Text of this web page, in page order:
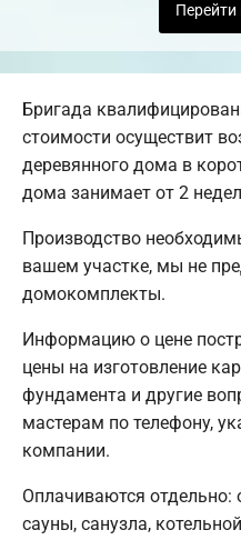
Перейти
Бригада
стоимости осуществит
деревянного дома в
дома занимает от 2
Производство
вашем участке, мы не
домокомплекты.
Информацию о цене
цены на изготовление
фундамента и другие
мастерам по телефону,
компании.
Оплачиваются отдельно:
сауны, санузла,